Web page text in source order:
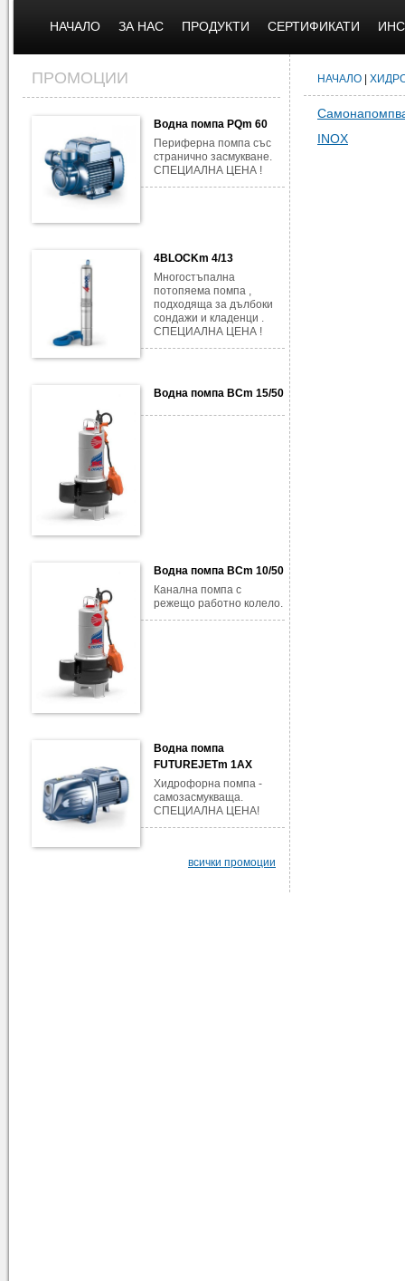
НАЧАЛО ЗА НАС ПРОДУКТИ СЕРТИФИКАТИ
ПРОМОЦИИ
Водна помпа PQm 60
Периферна помпа със
странично засмукване.
СПЕЦИАЛНА ЦЕНА !
4BLOCKm 4/13
Многостъпална
потопяема помпа ,
подходяща за дълбоки
сондажи и кладенци .
СПЕЦИАЛНА ЦЕНА !
Водна помпа BCm 15/50
Водна помпа BCm 10/50
Канална помпа с
режещо работно колело.
Водна помпа
FUTUREJETm 1AX
Хидрофорна помпа -
самозасмукваща.
СПЕЦИАЛНА ЦЕНА!
всички промоции
НАЧАЛО
INOX